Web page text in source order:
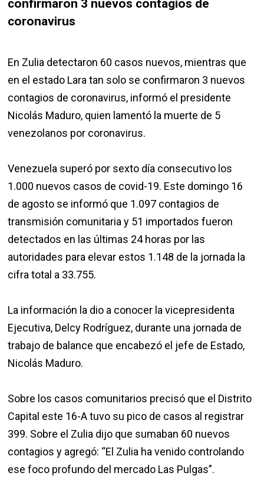
mientras que en el estado Lara tan solo se
confirmaron 3 nuevos contagios de
En Zulia detectaron 60 casos nuevos, mientras que
en el estado Lara tan solo se confirmaron 3 nuevos
contagios de coronavirus, informó el presidente
Nicolás Maduro, quien lamentó la muerte de 5
Venezuela superó por sexto día consecutivo los
1.000 nuevos casos de covid-19. Este domingo 16
de agosto se informó que 1.097 contagios de
transmisión comunitaria y 51 importados fueron
detectados en las últimas 24 horas por las
autoridades para elevar estos 1.148 de la jornada la
La información la dio a conocer la vicepresidenta
Ejecutiva, Delcy Rodríguez, durante una jornada de
trabajo de balance que encabezó el jefe de Estado,
Sobre los casos comunitarios precisó que el Distrito
Capital este 16-A tuvo su pico de casos al registrar
399. Sobre el Zulia dijo que sumaban 60 nuevos
contagios y agregó: “El Zulia ha venido controlando